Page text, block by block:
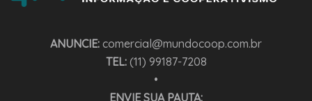
ANUNCIE: comercial@mundocoop.com.br
TEL:(11) 99187-7208
•
ENVIE SUA PAUTA: